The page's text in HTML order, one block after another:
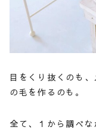
目をくり抜くのも
の毛を作るのも。
全て、１から調べな